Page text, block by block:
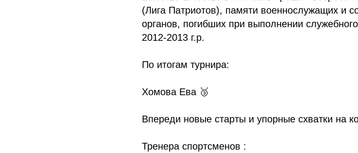
(Лига Патриотов), памяти военнослужащих и
органов, погибших при выполнении
2012-2013 г.р.
По итогам турнира:
Хомова Ева 🥉
Впереди новые старты и упорные схватки на
Тренера спортсменов :